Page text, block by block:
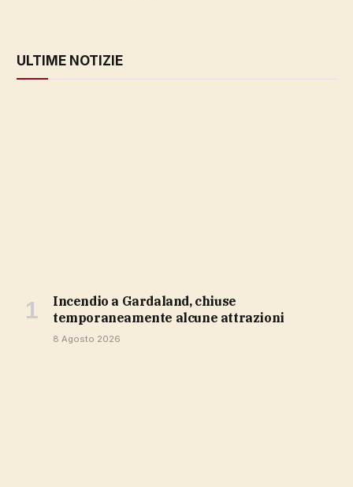
ULTIME NOTIZIE
Incendio a Gardaland, chiuse
temporaneamente alcune attrazioni
8 Agosto 2026